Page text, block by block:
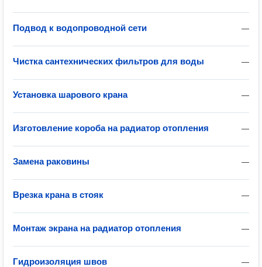
—
Подвод к водопроводной сети
—
Чистка сантехнических фильтров для воды
—
Установка шарового крана
—
Изготовление короба на радиатор отопления
—
Замена раковины
—
Врезка крана в стояк
—
Монтаж экрана на радиатор отопления
—
Гидроизоляция швов